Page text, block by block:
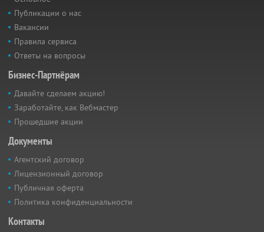
Публикации о нас
Вакансии
Правила сервиса
Ответы на вопросы
Бизнес-Партнёрам
Давайте сделаем акцию!
Заработайте, как Вебмастер
Прошедшие акции
Документы
Агентский договор
Лицензионный договор
Публичная оферта
Политика конфиденциальности
Контакты